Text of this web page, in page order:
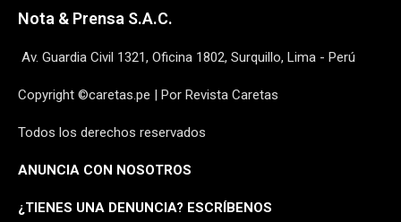
Nota & Prensa S.A.C.
Av. Guardia Civil 1321, Oficina 1802, Surquillo, Lima - Perú
Copyright ©caretas.pe | Por Revista Caretas
Todos los derechos reservados
ANUNCIA CON NOSOTROS
¿TIENES UNA DENUNCIA? ESCRÍBENOS